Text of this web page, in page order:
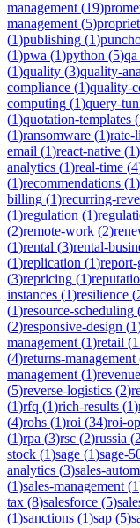
management (19)
management (5)
(1)publishing (1)
(1)pwa (1)python (5)qa
(1)quality (3)quality-
compliance (1)quality-
computing (1)query-
(1)quotation-templates (
(1)ransomware (1)rate-
email (1)react-native (1)
analytics (1)real-time (4
(1)recommendations (1)
billing (1)recurring-
(1)regulation (1)
(2)remote-work (2)
(1)rental (3)rental-
(1)replication (1)report-
(3)repricing (1)
instances (1)resilience (
(1)resource-scheduling
(2)responsive-design (1
management (1)retail (
(4)returns-management
management (1)
(5)reverse-logistics (2)
(1)rfq (1)rich-results (1)
(4)rohs (1)roi (34)roi-
(1)rpa (3)rsc (2)russia (2
stock (1)sage (1)sage-
analytics (3)sales-
(1)sales-management (1
tax (8)salesforce (5)
(1)sanctions (1)sap (5)